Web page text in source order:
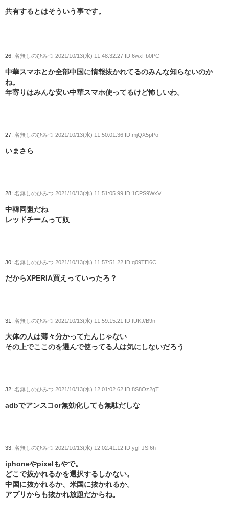
共有するとはそういう事です。
26: 名無しのひみつ 2021/10/13(水) 11:48:32.27 ID:6wxFb0PC
中華スマホとか全部中国に情報抜かれてるのみんな知らないのか
ね。
年寄りはみんな安い中華スマホ使ってるけど怖しいわ。
27: 名無しのひみつ 2021/10/13(水) 11:50:01.36 ID:mjQX5pPo
いまさら
28: 名無しのひみつ 2021/10/13(水) 11:51:05.99 ID:1CPS9WxV
中韓同盟だね
レッドチームって奴
30: 名無しのひみつ 2021/10/13(水) 11:57:51.22 ID:q09TEl6C
だからXPERIA買えっていったろ？
31: 名無しのひみつ 2021/10/13(水) 11:59:15.21 ID:tUKJ/B9n
大体の人は薄々分かってたんじゃない
その上でここのを選んで使ってる人は気にしないだろう
32: 名無しのひみつ 2021/10/13(水) 12:01:02.62 ID:8S8Oz2gT
adbでアンスコor無効化しても無駄だしな
33: 名無しのひみつ 2021/10/13(水) 12:02:41.12 ID:ygFJSf6h
iphoneやpixelもやで。
どこで抜かれるかを選択するしかない。
中国に抜かれるか、米国に抜かれるか。
アプリからも抜かれ放題だからね。